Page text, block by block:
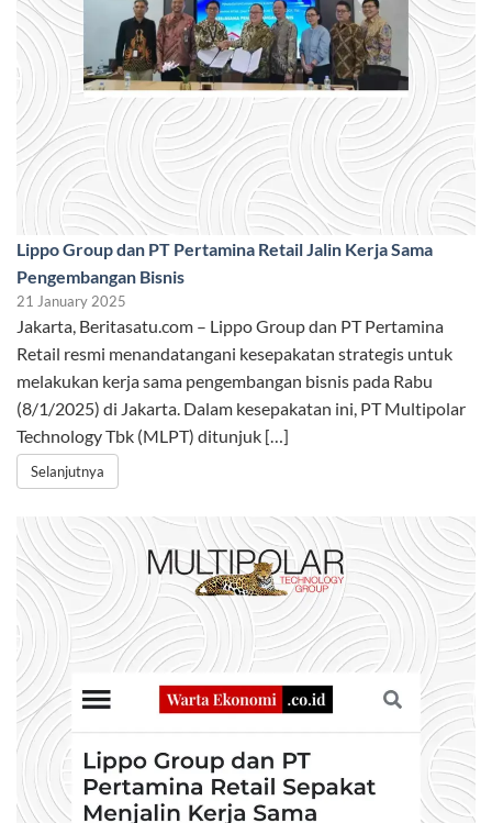
Lippo Group dan PT Pertamina Retail Jalin Kerja Sama
Pengembangan Bisnis
21 January 2025
Jakarta, Beritasatu.com – Lippo Group dan PT Pertamina
Retail resmi menandatangani kesepakatan strategis untuk
melakukan kerja sama pengembangan bisnis pada Rabu
(8/1/2025) di Jakarta. Dalam kesepakatan ini, PT Multipolar
Technology Tbk (MLPT) ditunjuk […]
Selanjutnya